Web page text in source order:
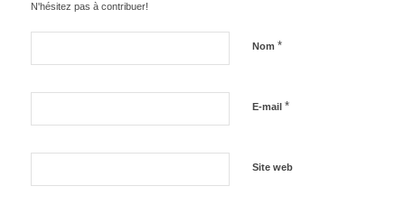
N'hésitez pas à contribuer!
Nom *
E-mail *
Site web